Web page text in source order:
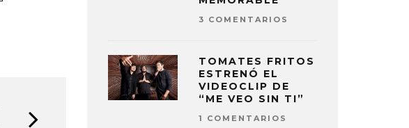
3 COMENTARIOS
TOMATES FRITOS
ESTRENÓ EL
VIDEOCLIP DE
“ME VEO SIN TI”
1 COMENTARIOS